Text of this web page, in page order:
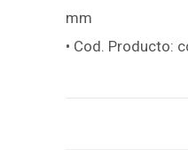
mm
• Cod. Producto: